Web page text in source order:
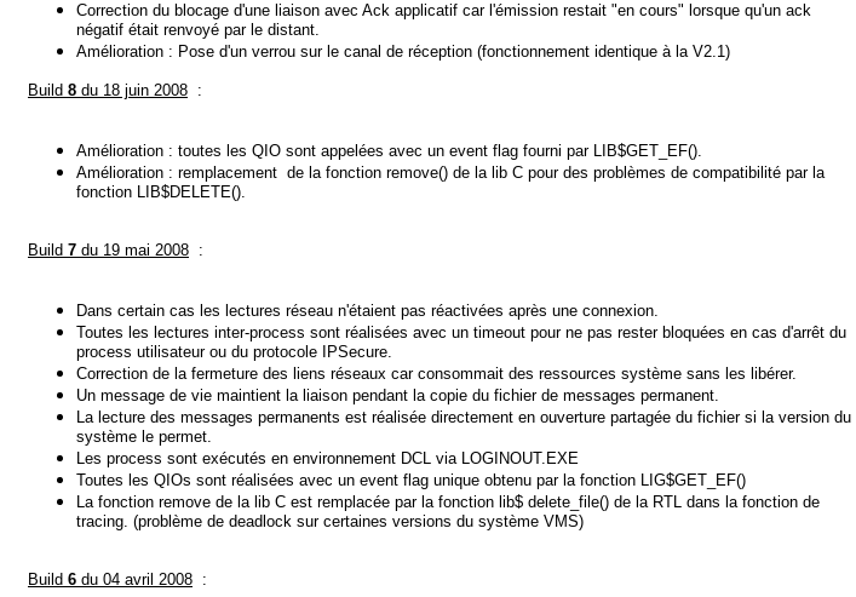
Correction du blocage d'une liaison avec Ack applicatif car l'émission restait "en cours" lorsque qu'un ack
négatif était renvoyé par le distant.
Amélioration : Pose d'un verrou sur le canal de réception (fonctionnement identique à la V2.1)
Build 8 du 18 juin 2008 :
Amélioration : toutes les QIO sont appelées avec un event flag fourni par LIB$GET_EF().
Amélioration : remplacement de la fonction remove() de la lib C pour des problèmes de compatibilité par la
fonction LIB$DELETE().
Build 7 du 19 mai 2008 :
Dans certain cas les lectures réseau n'étaient pas réactivées après une connexion.
Toutes les lectures inter-process sont réalisées avec un timeout pour ne pas rester bloquées en cas d'arrêt du
process utilisateur ou du protocole IPSecure.
Correction de la fermeture des liens réseaux car consommait des ressources système sans les libérer.
Un message de vie maintient la liaison pendant la copie du fichier de messages permanent.
La lecture des messages permanents est réalisée directement en ouverture partagée du fichier si la version du
système le permet.
Les process sont exécutés en environnement DCL via LOGINOUT.EXE
Toutes les QIOs sont réalisées avec un event flag unique obtenu par la fonction LIG$GET_EF()
La fonction remove de la lib C est remplacée par la fonction lib$ delete_file() de la RTL dans la fonction de
tracing. (problème de deadlock sur certaines versions du système VMS)
Build 6 du 04 avril 2008 :